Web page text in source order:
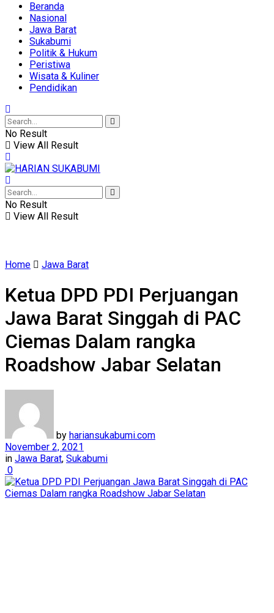
Beranda
Nasional
Jawa Barat
Sukabumi
Politik & Hukum
Peristiwa
Wisata & Kuliner
Pendidikan
No Result
View All Result
No Result
View All Result
Home Jawa Barat
Ketua DPD PDI Perjuangan
Jawa Barat Singgah di PAC
Ciemas Dalam rangka
Roadshow Jabar Selatan
by hariansukabumi.com
November 2, 2021
in Jawa Barat, Sukabumi
0